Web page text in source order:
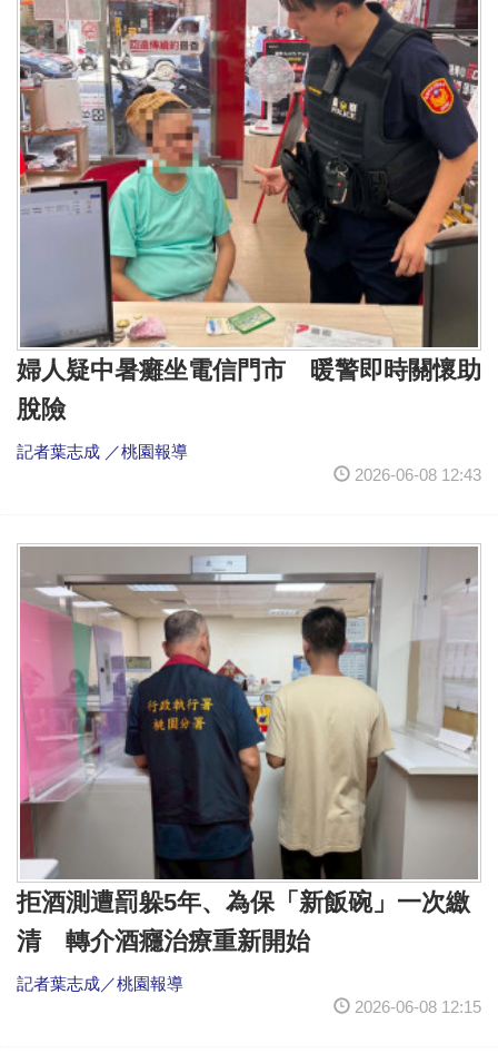
婦人疑中暑癱坐電信門市 暖警即時關懷助
脫險
記者葉志成 ／桃園報導
2026-06-08 12:43
拒酒測遭罰躲5年、為保「新飯碗」一次繳
清 轉介酒癮治療重新開始
記者葉志成／桃園報導
2026-06-08 12:15